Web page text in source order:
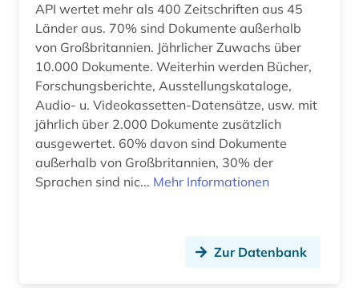
fotografie (6)
fotografieren (1)
französisch (1)
frauen (1)
API wertet mehr als 400 Zeitschriften aus 45
Länder aus. 70% sind Dokumente außerhalb
von Großbritannien. Jährlicher Zuwachs über
10.000 Dokumente. Weiterhin werden Bücher,
Forschungsberichte, Ausstellungskataloge,
Audio- u. Videokassetten-Datensätze, usw. mit
jährlich über 2.000 Dokumente zusätzlich
ausgewertet. 60% davon sind Dokumente
außerhalb von Großbritannien, 30% der
Sprachen sind nic... Mehr Informationen
Zur Datenbank